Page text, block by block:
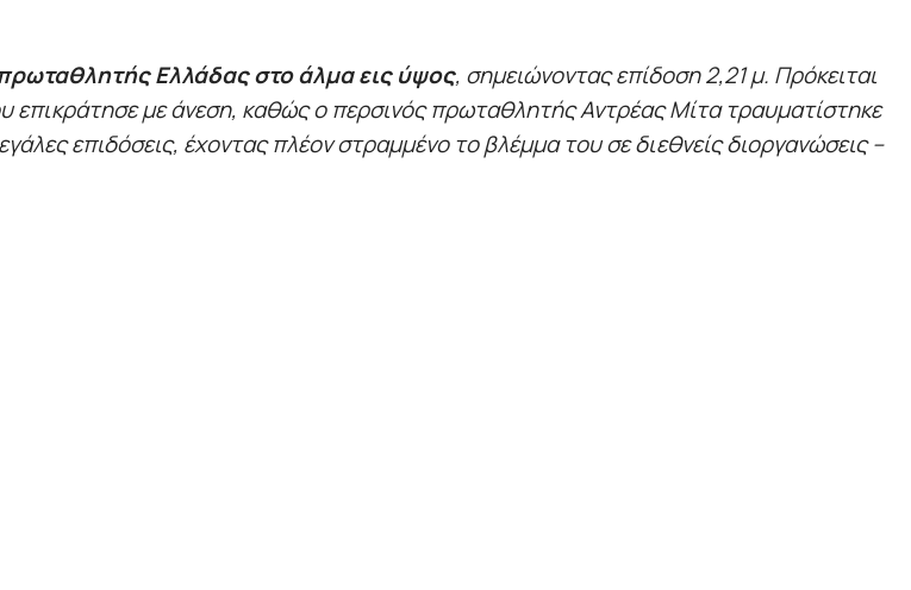
Ελλάδας στο άλμα εις ύψος, σημειώνοντας επίδοση 2,21 μ. Πρόκειται
επικράτησε με άνεση, καθώς ο περσινός πρωταθλητής Αντρέας Μίτα τραυματίστηκε
επιδόσεις, έχοντας πλέον στραμμένο το βλέμμα του σε διεθνείς διοργανώσεις –